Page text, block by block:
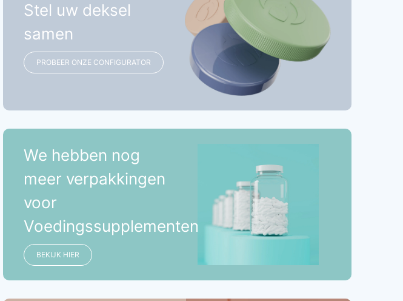
Stel uw deksel
samen
PROBEER ONZE CONFIGURATOR
We hebben nog
meer verpakkingen
voor
Voedingssupplementen
BEKIJK HIER